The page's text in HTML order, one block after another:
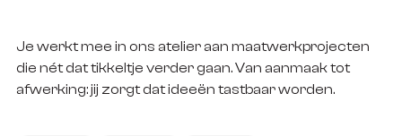
Je werkt mee in ons atelier aan maatwerkprojecten
die nét dat tikkeltje verder gaan. Van aanmaak tot
afwerking: jij zorgt dat ideeën tastbaar worden.